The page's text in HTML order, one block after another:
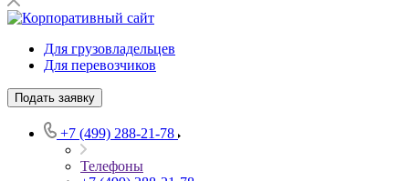
Для грузовладельцев
Для перевозчиков
Подать заявку
+7 (499) 288-21-78
Телефоны